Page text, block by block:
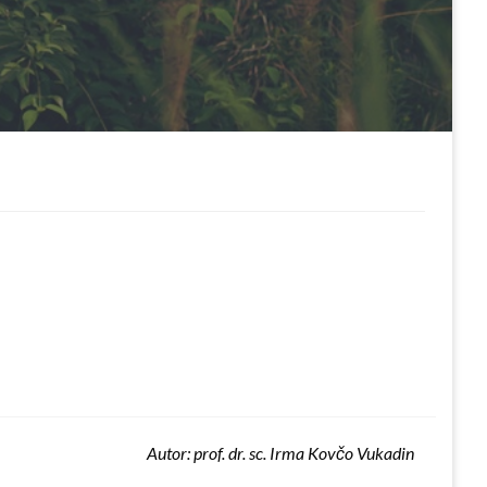
Autor: prof. dr. sc. Irma Kovčo Vukadin